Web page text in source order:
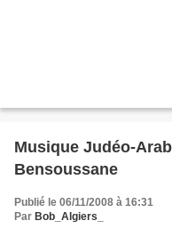
Musique Judéo-
Bensoussane
Publié le 06/11/2008 à 16:31
Par Bob_Algiers_